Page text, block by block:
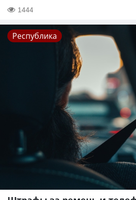
1444
Республика